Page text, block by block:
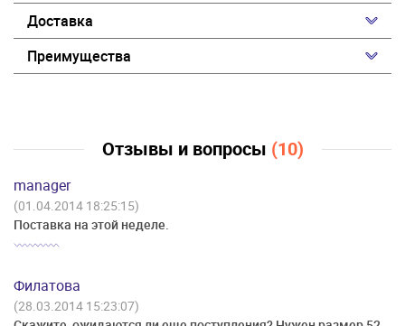
Доставка
Преимущества
Отзывы и вопросы (10)
manager
(01.04.2014 18:25:15)
Поставка на этой неделе.
Филатова
(28.03.2014 15:23:07)